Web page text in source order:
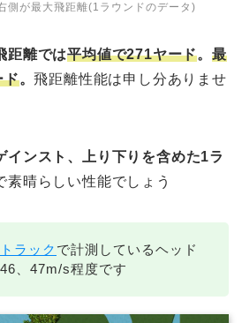
側が最大飛距離(1ラウンドのデータ)
距離では平均値で271ヤード。最
ド。飛距離性能は申し分ありませ
インスト、上り下りを含めた1ラ
素晴らしい性能でしょう
ラック で計測しているヘッド
、47m/s程度です